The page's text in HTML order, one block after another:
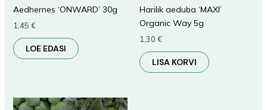
Aedhernes ‘ONWARD’ 30g
1,45 €
LOE EDASI
Harilik aeduba ‘MAXI’
Organic Way 5g
1,30 €
LISA KORVI